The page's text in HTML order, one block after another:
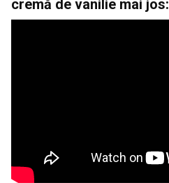
cremă de vanilie mai jos: